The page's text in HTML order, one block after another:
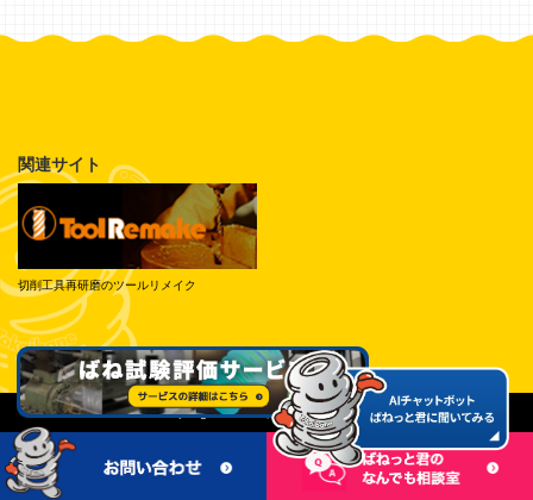
関連サイト
切削工具再研磨のツールリメイク
© Tokai Spring Industries, Inc. All Rights Reserved.